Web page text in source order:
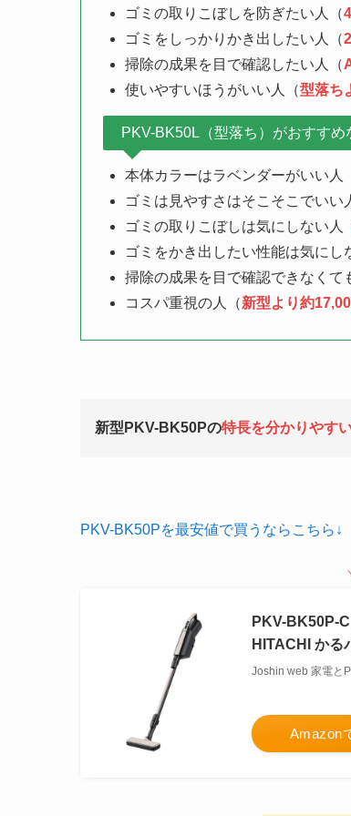
ゴミの取りこぼしを防ぎたい人（
ゴミをしっかりかき出したい人（
掃除の成果を目で確認したい人（
使いやすいほうがいい人（型落ち
PKV-BK50L（型落ち）がおすすめ
本体カラーはラベンダーがいい人
ゴミは見やすさはそこそこでいい
ゴミの取りこぼしは気にしない人
ゴミをかき出したい性能は気にし
掃除の成果を目で確認できなくて
コスパ重視の人（新型より約
新型PKV-BK50Pの特長を分かりやす
PKV-BK50Pを最安値で買うならこちら↓
PKV-BK50P-
HITACHI かる
Joshin web 家電と
Amazon